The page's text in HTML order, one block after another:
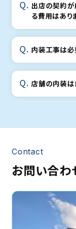
出店の契約が
る費用はあり
内装工事は必
店舗の内装は
Contact
お問い合わ